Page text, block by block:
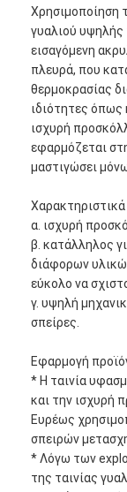
Προϊόντα
Περίπου εμείς
Χρησιμοποίηση
γυαλιού υψηλής
εισαγόμενη
πλευρά, που
θερμοκρασίας
ιδιότητες όπως
ισχυρή
εφαρμόζεται
μαστιγώσει
α. ισχυρή
β. κατάλληλος
διάφορων
εύκολο να
γ. υψηλή
σπείρες.
Εφαρμογή
* Η ταινία
και την ισχυρή
Ευρέως
σπειρών
* Λόγω των
της ταινίας